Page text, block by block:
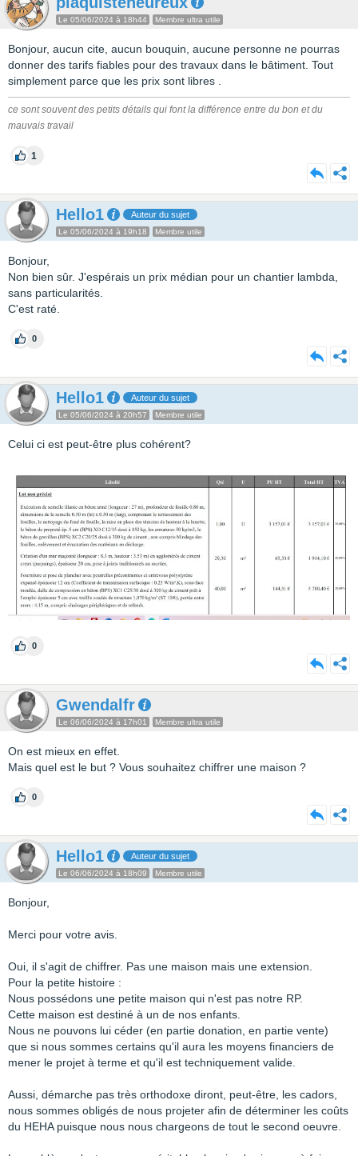
Le 05/06/2024 à 18h44 Membre ultra utile
Bonjour, aucun cite, aucun bouquin, aucune personne ne pourras
donner des tarifs fiables pour des travaux dans le bâtiment. Tout
simplement parce que les prix sont libres .
ce sont souvent des petits détails qui font la différence entre du bon et du
mauvais travail
1
Hello1 Auteur du sujet
Le 05/06/2024 à 19h18 Membre utile
Bonjour,
Non bien sûr. J'espérais un prix médian pour un chantier lambda,
sans particularités.
C'est raté.
0
Hello1 Auteur du sujet
Le 05/06/2024 à 20h57 Membre utile
Celui ci est peut-être plus cohérent?
0
Gwendalfr
Le 06/06/2024 à 17h01 Membre ultra utile
On est mieux en effet.
Mais quel est le but ? Vous souhaitez chiffrer une maison ?
0
Hello1 Auteur du sujet
Le 06/06/2024 à 18h09 Membre utile
Bonjour,
Merci pour votre avis.
Oui, il s'agit de chiffrer. Pas une maison mais une extension.
Pour la petite histoire :
Nous possédons une petite maison qui n'est pas notre RP.
Cette maison est destiné à un de nos enfants.
Nous ne pouvons lui céder (en partie donation, en partie vente)
que si nous sommes certains qu'il aura les moyens financiers de
mener le projet à terme et qu'il est techniquement valide.
Aussi, démarche pas très orthodoxe diront, peut-être, les cadors,
nous sommes obligés de nous projeter afin de déterminer les coûts
du HEHA puisque nous nous chargeons de tout le second oeuvre.